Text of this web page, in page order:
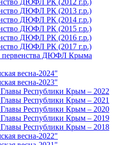
ДЮФЛ РК (2012 г.р.)
ДЮФЛ РК (2013 г.р.)
ДЮФЛ РК (2014 г.р.)
ДЮФЛ РК (2015 г.р.)
ДЮФЛ РК (2016 г.р.)
ДЮФЛ РК (2017 г.р.)
первенства ДЮФЛ Крыма
весна-2024"
весна-2023"
Республики Крым – 2022
Республики Крым – 2021
Республики Крым – 2020
Республики Крым – 2019
Республики Крым – 2018
весна-2022"